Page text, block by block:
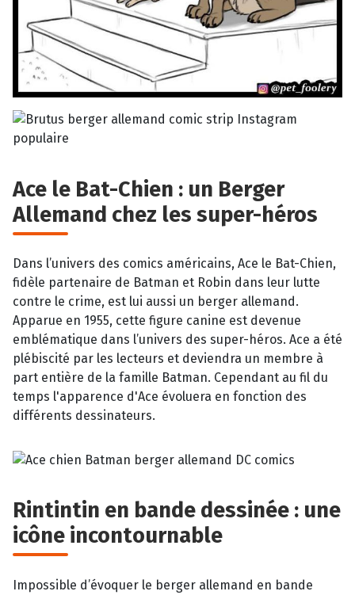
Ace le Bat-Chien : un Berger
Allemand chez les super-héros
Dans l’univers des comics américains, Ace le Bat-Chien,
fidèle partenaire de Batman et Robin dans leur lutte
contre le crime, est lui aussi un berger allemand.
Apparue en 1955, cette figure canine est devenue
emblématique dans l’univers des super-héros. Ace a été
plébiscité par les lecteurs et deviendra un membre à
part entière de la famille Batman. Cependant au fil du
temps l'apparence d'Ace évoluera en fonction des
différents dessinateurs.
Rintintin en bande dessinée : une
icône incontournable
Impossible d’évoquer le berger allemand en bande